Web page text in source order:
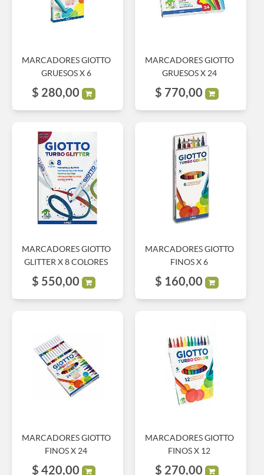
MARCADORES GIOTTO
GRUESOS X 6
$ 280,00
MARCADORES GIOTTO
GRUESOS X 24
$ 770,00
MARCADORES GIOTTO
GLITTER X 8 COLORES
$ 550,00
MARCADORES GIOTTO
FINOS X 6
$ 160,00
MARCADORES GIOTTO
FINOS X 24
$ 420,00
MARCADORES GIOTTO
FINOS X 12
$ 270,00